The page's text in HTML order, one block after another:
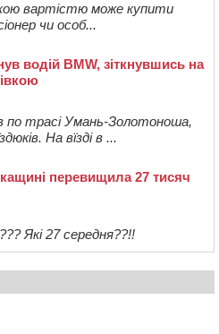
вартістю може купити
чи особ...
водій BMW, зіткнувшись на
по трасі Умань-Золотоноша,
На вїзді в ...
перевищила 27 тисяч
Які 27 середня??!!